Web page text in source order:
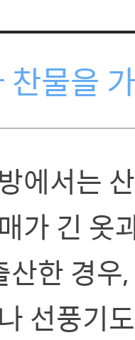
찬물을
에서는
가 긴 옷
산한 경
선풍기